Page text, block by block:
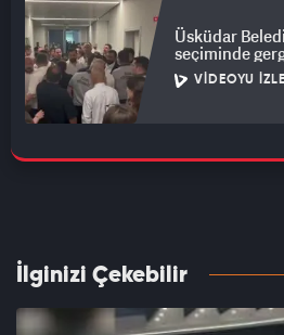
Üsküdar
seçiminde
VIDEOYU İZLE
İlginizi Çekebilir